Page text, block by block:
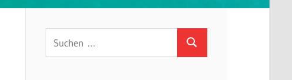
Suchen